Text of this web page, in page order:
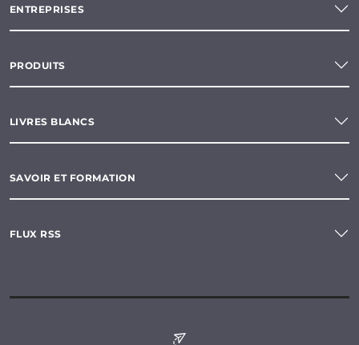
ENTREPRISES
PRODUITS
LIVRES BLANCS
SAVOIR ET FORMATION
FLUX RSS